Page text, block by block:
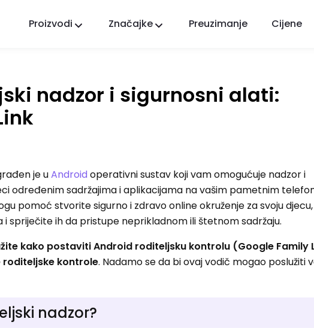
Proizvodi
FlashGet Finder
Sigurnost protiv krađe vašeg telefona, naša
Značajke Preuzimanje Cijene
nadzor i sigurnosni alati:
je uAndroid operativni sustav koji vam omogućuje nadzor i
određenim sadržajima i aplikacijama na vašim pametnim
pomoć stvorite sigurno i zdravo online okruženje za svoju djecu,
spriječite ih da pristupe neprikladnom ili štetnom sadržaju.
kako postaviti Android roditeljsku kontrolu (Google Family
kontrole. Nadamo se da bi ovaj vodič mogao poslužiti
nadzor?